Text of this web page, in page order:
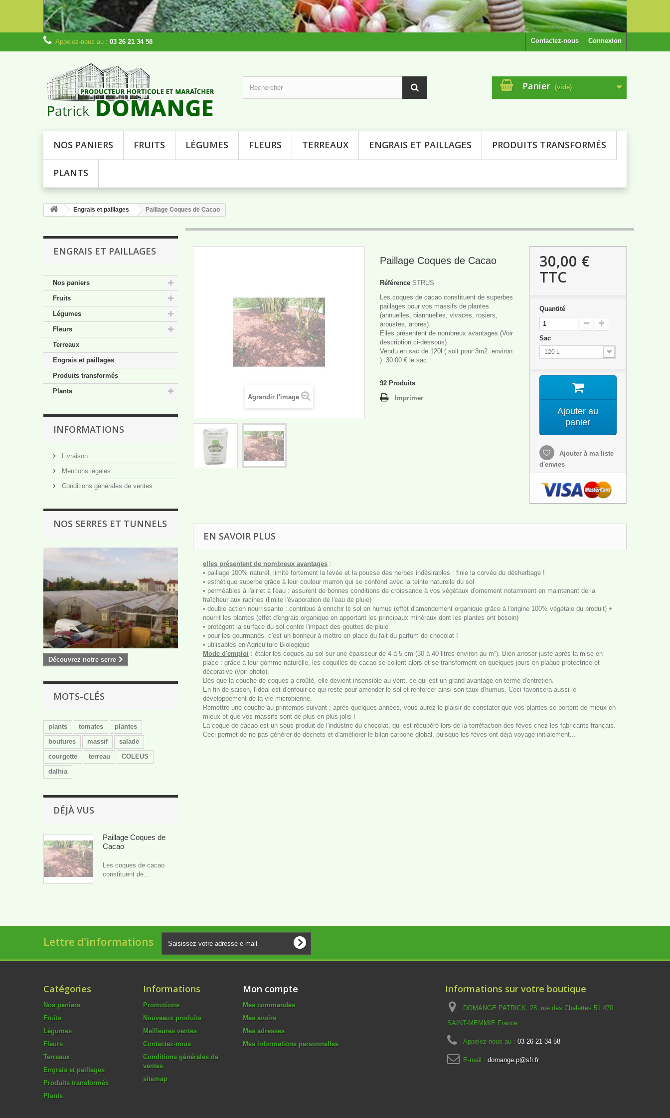
Connexion
Contactez-nous
Appelez-nous au : 03 26 21 34 58
Panier (vide)
NOS PANIERS FRUITS LÉGUMES FLEURS TERREAUX ENGRAIS ET PAILLAGES PRODUITS TRANSFORMÉS
PLANTS
Engrais et paillages Paillage Coques de Cacao
ENGRAIS ET PAILLAGES
Nos paniers
Fruits
Légumes
Fleurs
Terreaux
Engrais et paillages
Produits transformés
Plants
INFORMATIONS
Livraison
Mentions légales
Conditions générales de ventes
NOS SERRES ET TUNNELS
Découvrez notre serre
MOTS-CLÉS
plants tomates
plantes
boutures
massif
salade
courgette
terreau
COLEUS
dalhia
DÉJÀ VUS
Paillage Coques de
Cacao
Les coques de cacao
constituent de...
Agrandir l'image
Paillage Coques de Cacao
Référence STRUS
Les coques de cacao constituent de superbes
paillages pour vos massifs de plantes
(annuelles, biannuelles, vivaces, rosiers,
arbustes, arbres).
Elles présentent de nombreux avantages (Voir
description ci-dessous).
Vendu en sac de 120l ( soit pour 3m2 environ
): 30.00 € le sac.
92 Produits
Imprimer
30,00 €
TTC
Quantité
Sac
120 L
Ajouter au
panier
Ajouter à ma liste
d'envies
EN SAVOIR PLUS
elles présentent de nombreux avantages :
• paillage 100% naturel, limite fortement la levée et la pousse des herbes indésirables : finie la corvée du désherbage !
• esthétique superbe grâce à leur couleur marron qui se confond avec la teinte naturelle du sol
• perméables à l'air et à l'eau : assurent de bonnes conditions de croissance à vos végétaux d'ornement notamment en maintenant de la
fraîcheur aux racines (limite l'évaporation de l'eau de pluie)
• double action nourrissante : contribue à enrichir le sol en humus (effet d'amendement organique grâce à l'origine 100% végétale du produit) +
nourrit les plantes (effet d'engrais organique en apportant les principaux minéraux dont les plantes ont besoin)
• protègent la surface du sol contre l'impact des gouttes de pluie
• pour les gourmands, c'est un bonheur à mettre en place du fait du parfum de chocolat !
• utilisables en Agriculture Biologique
Mode d'emploi : étaler les coques au sol sur une épaisseur de 4 à 5 cm (30 à 40 litres environ au m²). Bien arroser juste après la mise en
place : grâce à leur gomme naturelle, les coquilles de cacao se collent alors et se transforment en quelques jours en plaque protectrice et
décorative (voir photo).
Dès que la couche de coques a croûté, elle devient insensible au vent, ce qui est un grand avantage en terme d'entretien.
En fin de saison, l'idéal est d'enfouir ce qui reste pour amender le sol et renforcer ainsi son taux d'humus. Ceci favorisera aussi le
développement de la vie microbienne.
Remettre une couche au printemps suivant ; après quelques années, vous aurez le plaisir de constater que vos plantes se portent de mieux en
mieux et que vos massifs sont de plus en plus jolis !
La coque de cacao est un sous-produit de l'industrie du chocolat, qui est récupéré lors de la torréfaction des fèves chez les fabricants français.
Ceci permet de ne pas générer de déchets et d'améliorer le bilan carbone global, puisque les fèves ont déjà voyagé initialement...
Lettre d'informations
Catégories
Nos paniers
Fruits
Légumes
Fleurs
Terreaux
Engrais et paillages
Produits transformés
Plants
Informations
Promotions
Nouveaux produits
Meilleures ventes
Contactez-nous
Conditions générales de
ventes
sitemap
Mon compte
Mes commandes
Mes avoirs
Mes adresses
Mes informations personnelles
Informations sur votre boutique
DOMANGE PATRICK, 28, rue des Chalettes 51 470
SAINT-MEMMIE France
Appelez-nous au : 03 26 21 34 58
E-mail : domange.p@sfr.fr